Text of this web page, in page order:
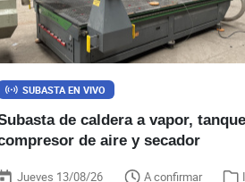
SUBASTA EN VIVO
de caldera a vapor,
de aire y secador
Jueves 13/08/26 A confirmar